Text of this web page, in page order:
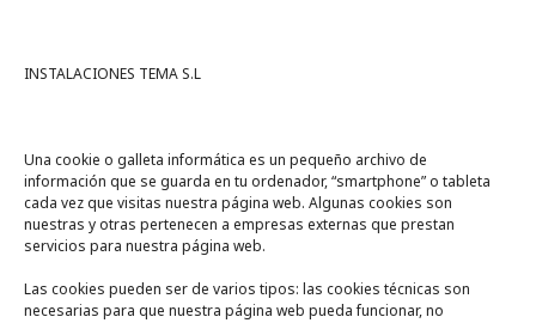
INSTALACIONES TEMA S.L
Una cookie o galleta informática es un pequeño archivo de
información que se guarda en tu ordenador, “smartphone” o tableta
cada vez que visitas nuestra página web. Algunas cookies son
nuestras y otras pertenecen a empresas externas que prestan
servicios para nuestra página web.
Las cookies pueden ser de varios tipos: las cookies técnicas son
necesarias para que nuestra página web pueda funcionar, no